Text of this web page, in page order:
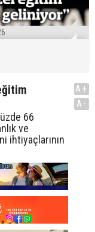
66
ve
ihtiyaçlarının
A+
A-